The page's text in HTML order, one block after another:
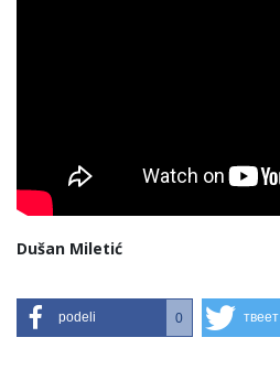
Dušan Miletić
podeli 0 твеет